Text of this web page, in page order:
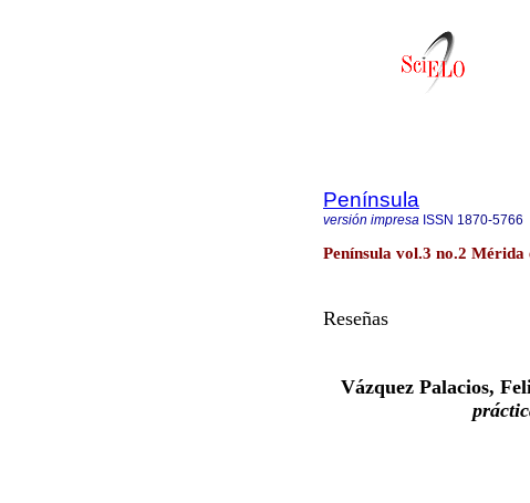
Península
versión impresa ISSN 1870-5766
Península vol.3 no.2 Mérida
Reseñas
Vázquez Palacios,